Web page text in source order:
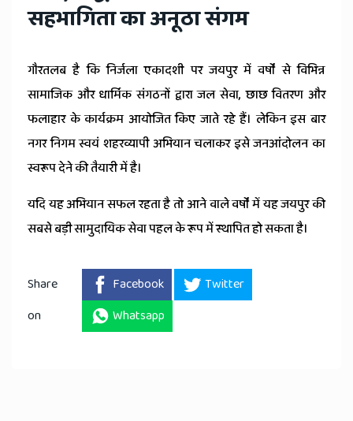
सहभागिता का अनूठा संगम
गौरतलब है कि निर्जला एकादशी पर जयपुर में वर्षों से विभिन्न
सामाजिक और धार्मिक संगठनों द्वारा जल सेवा, छाछ वितरण और
फलाहार के कार्यक्रम आयोजित किए जाते रहे हैं। लेकिन इस बार
नगर निगम स्वयं शहरव्यापी अभियान चलाकर इसे जनआंदोलन का
स्वरूप देने की तैयारी में है।
यदि यह अभियान सफल रहता है तो आने वाले वर्षों में यह जयपुर की
सबसे बड़ी सामुदायिक सेवा पहल के रूप में स्थापित हो सकता है।
Share
on
Facebook
Twitter
Whatsapp